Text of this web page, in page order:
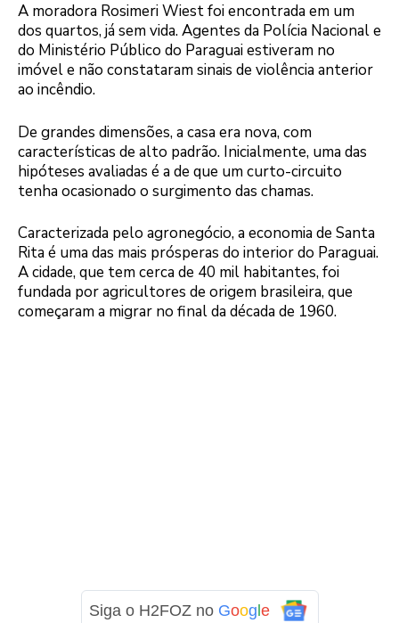
A moradora Rosimeri Wiest foi encontrada em um
dos quartos, já sem vida. Agentes da Polícia Nacional e
do Ministério Público do Paraguai estiveram no
imóvel e não constataram sinais de violência anterior
ao incêndio.
De grandes dimensões, a casa era nova, com
características de alto padrão. Inicialmente, uma das
hipóteses avaliadas é a de que um curto-circuito
tenha ocasionado o surgimento das chamas.
Caracterizada pelo agronegócio, a economia de Santa
Rita é uma das mais prósperas do interior do Paraguai.
A cidade, que tem cerca de 40 mil habitantes, foi
fundada por agricultores de origem brasileira, que
começaram a migrar no final da década de 1960.
Siga o H2FOZ no Goog e